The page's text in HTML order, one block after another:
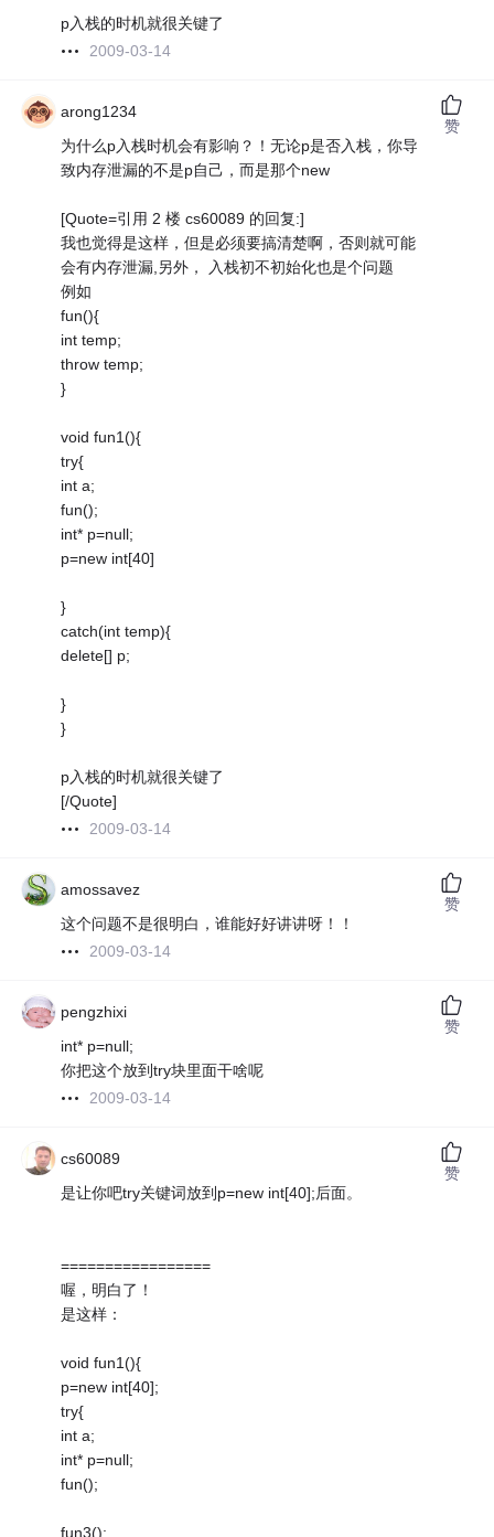
p入栈的时机就很关键了
2009-03-14
arong1234
为什么p入栈时机会有影响？！无论p是否入栈，你导
致内存泄漏的不是p自己，而是那个new
[Quote=引用 2 楼 cs60089 的回复:]
我也觉得是这样，但是必须要搞清楚啊，否则就可能
会有内存泄漏,另外， 入栈初不初始化也是个问题
例如
fun(){
int temp;
throw temp;
}
void fun1(){
try{
int a;
fun();
int* p=null;
p=new int[40]
}
catch(int temp){
delete[] p;
}
}
p入栈的时机就很关键了
[/Quote]
2009-03-14
赞
amossavez
这个问题不是很明白，谁能好好讲讲呀！！
2009-03-14
赞
pengzhixi
int* p=null;
你把这个放到try块里面干啥呢
2009-03-14
赞
cs60089
是让你吧try关键词放到p=new int[40];后面。
=================
喔，明白了！
是这样：
void fun1(){
p=new int[40];
try{
int a;
int* p=null;
fun();
fun3();
赞